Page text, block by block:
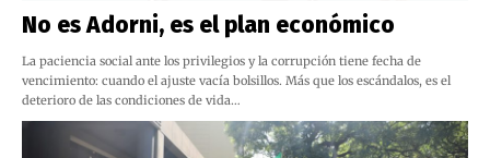
No es Adorni, es el plan económico
La paciencia social ante los privilegios y la corrupción tiene fecha de
vencimiento: cuando el ajuste vacía bolsillos. Más que los escándalos, es el
deterioro de las condiciones de vida…